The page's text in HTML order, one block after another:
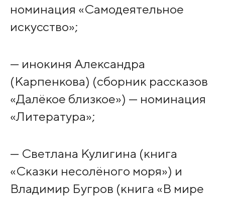
номинация «Самодеятельное
искусство»;
— инокиня Александра
(Карпенкова) (сборник рассказов
«Далёкое близкое») — номинация
«Литература»;
— Светлана Кулигина (книга
«Сказки несолёного моря») и
Владимир Бугров (книга «В мире